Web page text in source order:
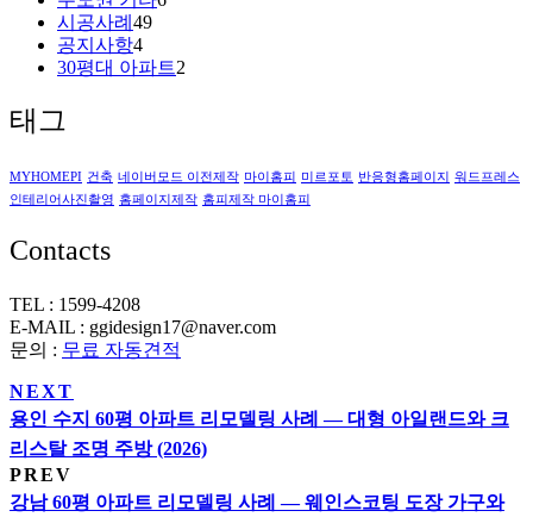
시공사례 49
공지사항4
30평대 아파트2
태그
MYHOMEPI 건축 네이버모드 이전제작 마이홈피 미르포토 반응형홈페이지
워드프레스
인테리어사진촬영 홈페이지제작 홈피제작 마이홈피
Contacts
TEL : 1599-4208
E-MAIL : ggidesign17@naver.com
문의 : 무료 자동견적
NEXT
용인 수지 60평 아파트 리모델링 사례 — 대형 아일랜드와 크
리스탈 조명 주방 (2026)
PREV
강남 60평 아파트 리모델링 사례 — 웨인스코팅 도장 가구와